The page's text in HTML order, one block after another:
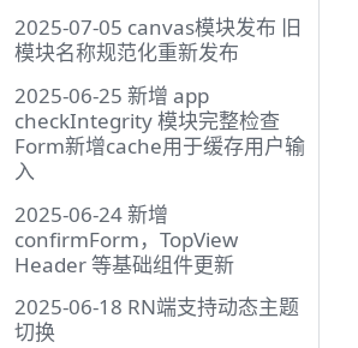
2025-07-05 canvas模块发布 旧
模块名称规范化重新发布
2025-06-25 新增 app
checkIntegrity 模块完整检查
Form新增cache用于缓存用户输
入
2025-06-24 新增
confirmForm，TopView
Header 等基础组件更新
2025-06-18 RN端支持动态主题
切换